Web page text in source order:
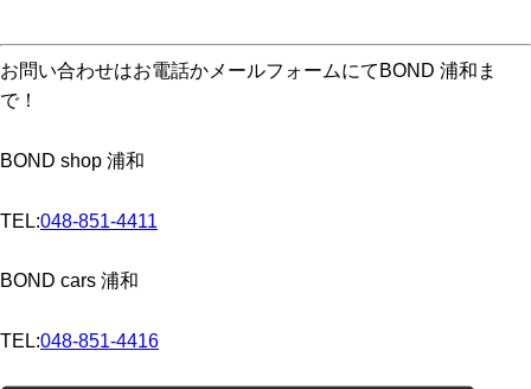
お問い合わせはお電話かメールフォームにてBOND 浦和ま
で！
BOND shop 浦和
TEL:048-851-4411
BOND cars 浦和
TEL:048-851-4416